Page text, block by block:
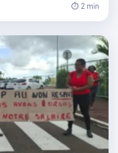
⏱ 2 min